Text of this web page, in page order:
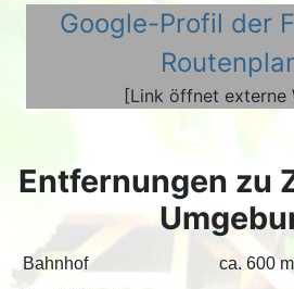
Google-Profil der
[Link öffnet externe
Entfernungen zu
Bahnhof
ca. 600